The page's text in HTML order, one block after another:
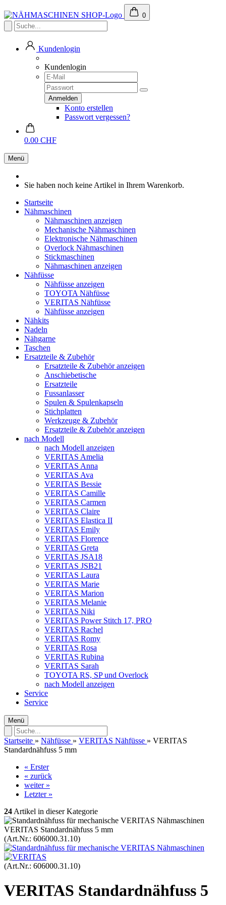
0
Kundenlogin
Kundenlogin
Konto erstellen
Passwort vergessen?
0.00 CHF
Menü
Sie haben noch keine Artikel in Ihrem Warenkorb.
Startseite
Nähmaschinen
Nähmaschinen anzeigen
Mechanische Nähmaschinen
Elektronische Nähmaschinen
Overlock Nähmaschinen
Stickmaschinen
Nähmaschinen anzeigen
Nähfüsse
Nähfüsse anzeigen
TOYOTA Nähfüsse
VERITAS Nähfüsse
Nähfüsse anzeigen
Nähkits
Nadeln
Nähgarne
Taschen
Ersatzteile & Zubehör
Ersatzteile & Zubehör anzeigen
Anschiebetische
Ersatzteile
Fussanlasser
Spulen & Spulenkapseln
Stichplatten
Werkzeuge & Zubehör
Ersatzteile & Zubehör anzeigen
nach Modell
nach Modell anzeigen
VERITAS Amelia
VERITAS Anna
VERITAS Ava
VERITAS Bessie
VERITAS Camille
VERITAS Carmen
VERITAS Claire
VERITAS Elastica II
VERITAS Emily
VERITAS Florence
VERITAS Greta
VERITAS JSA18
VERITAS JSB21
VERITAS Laura
VERITAS Marie
VERITAS Marion
VERITAS Melanie
VERITAS Niki
VERITAS Power Stitch 17, PRO
VERITAS Rachel
VERITAS Romy
VERITAS Rosa
VERITAS Rubina
VERITAS Sarah
TOYOTA RS, SP und Overlock
nach Modell anzeigen
Service
Service
Menü
Startseite » Nähfüsse » VERITAS Nähfüsse » VERITAS
Standardnähfuss 5 mm
« Erster
« zurück
weiter »
Letzter »
24 Artikel in dieser Kategorie
VERITAS Standardnähfuss 5 mm
(Art.Nr.: 606000.31.10)
(Art.Nr.: 606000.31.10)
VERITAS Standardnähfuss 5